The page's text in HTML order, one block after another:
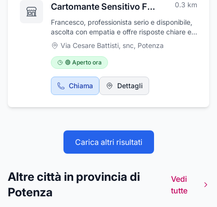
Cartomante Sensitivo Francesco 0.3 km
Francesco, professionista serio e disponibile,
ascolta con empatia e offre risposte chiare e
sincere. Un punto di riferimento affidabile
Via Cesare Battisti, snc, Potenza
🟢 Aperto ora
Chiama Dettagli
Carica altri risultati
Altre città in provincia di
Potenza
Vedi
tutte